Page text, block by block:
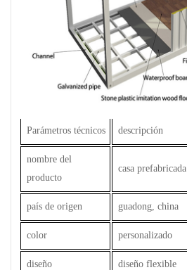
Parámetros técnicos descripción
nombre del
producto
casa prefabricada
país de origen guadong, china
color personalizado
diseño diseño flexible